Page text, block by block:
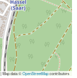
|Map data ©OpenStreetMapcontributors